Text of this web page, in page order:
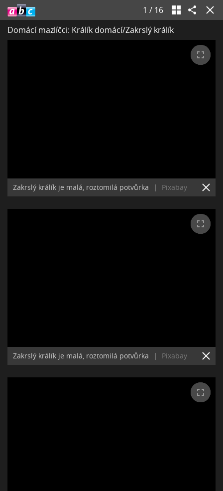
1 / 16
Domácí mazlíčci: Králík domácí/Zakrslý králík
Zakrslý králík je malá, roztomilá potvůrka | Pixabay
Zakrslý králík je malá, roztomilá potvůrka | Pixabay